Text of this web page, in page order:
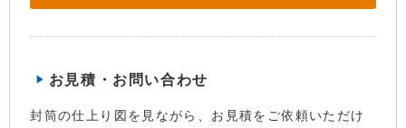
お見積・お問い合わせ
封筒の仕上り図を見ながら、お見積をご依頼いただけ